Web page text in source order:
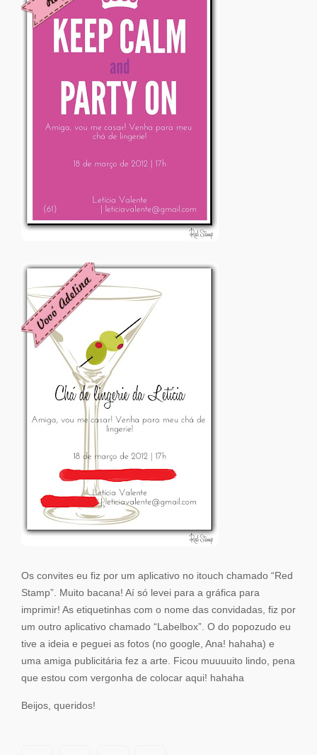
Os convites eu fiz por um aplicativo no itouch chamado “Red
Stamp”. Muito bacana! Aí só levei para a gráfica para
imprimir! As etiquetinhas com o nome das convidadas, fiz por
um outro aplicativo chamado “Labelbox”. O do popozudo eu
tive a ideia e peguei as fotos (no google, Ana! hahaha) e
uma amiga publicitária fez a arte. Ficou muuuuito lindo, pena
que estou com vergonha de colocar aqui! hahaha
Beijos, queridos!